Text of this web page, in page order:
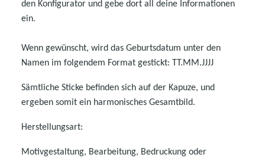
den Konfigurator und gebe dort all deine Informationen
ein.
Wenn gewünscht, wird das Geburtsdatum unter den
Namen im folgendem Format gestickt: TT.MM.JJJJ
Sämtliche Sticke befinden sich auf der Kapuze, und
ergeben somit ein harmonisches Gesamtbild.
Herstellungsart:
Motivgestaltung, Bearbeitung, Bedruckung oder